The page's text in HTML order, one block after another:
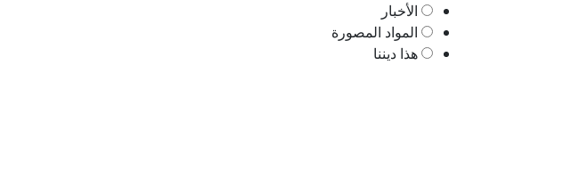
الأخبار
المواد المصورة
هذا ديننا